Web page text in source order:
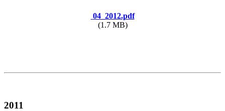
04_2012.pdf
(1.7 MB)
2011